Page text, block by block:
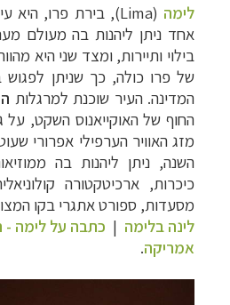
לימה (Lima
), בירת פרו, היא
אחד ניתן ליהנות בה מעולם
בילוי ותיירות, ומצד שני היא
של פרו כולה, כך שניתן לפגוש
המדינה.העיר שוכנת למרגלות
החוף של האוקייאנוס השקט, על
מזג האוויר הערפילי אפרורי
השנה, ניתן ליהנות בה
כיכרות, ארכיטקטורה
מסעדות, ספורט אתגרי בקו
לינה בלימה | כתבה על לימה -
אמריקה.